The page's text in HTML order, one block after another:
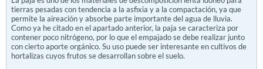
tierras pesadas con tendencia a la asfixia y a la compactación, ya que
permite la aireación y absorbe parte importante del agua de lluvia.
Como ya he citado en el apartado anterior, la paja se caracteriza por
contener poco nitrógeno, por lo que el empajado se debe realizar junto
con cierto aporte orgánico. Su uso puede ser interesante en cultivos de
hortalizas cuyos frutos se desarrollan sobre el suelo.